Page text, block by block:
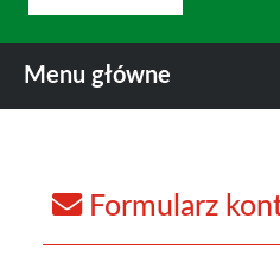
Menu główne
Formularz